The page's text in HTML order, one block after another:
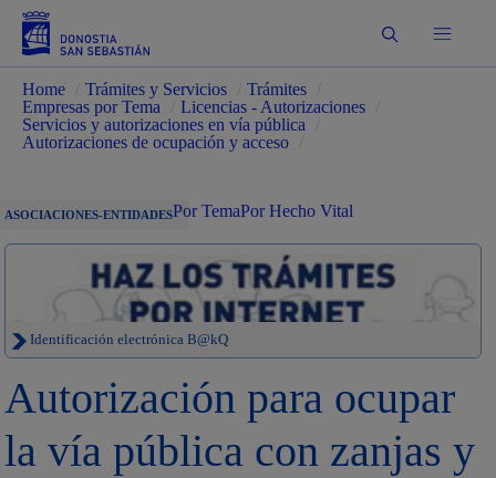
Buscar
Home Trámites y Servicios Trámites
Empresas por Tema
Licencias - Autorizaciones
Servicios y autorizaciones en vía pública
Autorizaciones de ocupación y acceso
ASOCIACIONES-ENTIDADESPor TemaPor Hecho Vital
Identificación electrónica B@kQ
Autorización para ocupar
la vía pública con zanjas y